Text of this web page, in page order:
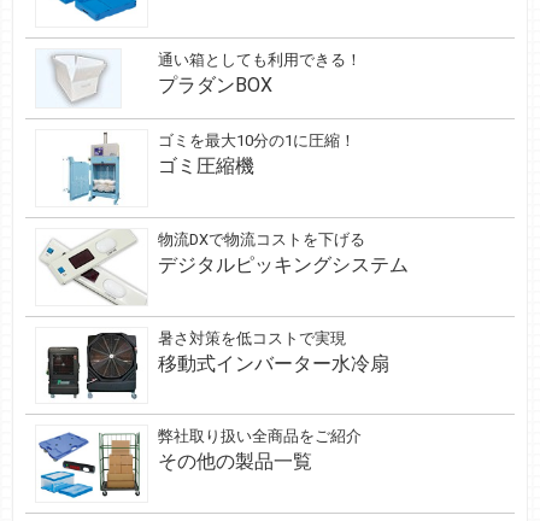
通い箱としても利用できる！
プラダンBOX
ゴミを最大10分の1に圧縮！
ゴミ圧縮機
物流DXで物流コストを下げる
デジタルピッキングシステム
暑さ対策を低コストで実現
移動式インバーター水冷扇
弊社取り扱い全商品をご紹介
その他の製品一覧